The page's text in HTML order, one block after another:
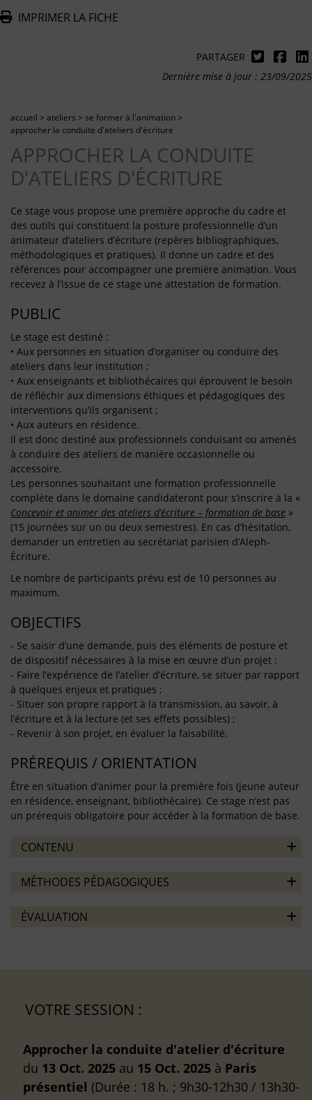
IMPRIMER LA FICHE
PARTAGER
Dernière mise à jour : 23/09/2025
accueil > ateliers > se former à l'animation>
approcher la conduite d'ateliers d'écriture
APPROCHER LA CONDUITE
D'ATELIERS D'ÉCRITURE
Ce stage vous propose une première approche du cadre et
des outils qui constituent la posture professionnelle d’un
animateur d’ateliers d’écriture (repères bibliographiques,
méthodologiques et pratiques). Il donne un cadre et des
références pour accompagner une première animation. Vous
recevez à l’issue de ce stage une attestation de formation.
PUBLIC
Le stage est destiné :
• Aux personnes en situation d’organiser ou conduire des
ateliers dans leur institution ;
• Aux enseignants et bibliothécaires qui éprouvent le besoin
de réfléchir aux dimensions éthiques et pédagogiques des
interventions qu’ils organisent ;
• Aux auteurs en résidence.
Il est donc destiné aux professionnels conduisant ou amenés
à conduire des ateliers de manière occasionnelle ou
accessoire.
Les personnes souhaitant une formation professionnelle
complète dans le domaine candidateront pour s’inscrire à la «
Concevoir et animer des ateliers d’écriture – formation de base »
(15 journées sur un ou deux semestres). En cas d’hésitation,
demander un entretien au secrétariat parisien d’Aleph-
Écriture.
Le nombre de participants prévu est de 10 personnes au
maximum.
OBJECTIFS
- Se saisir d’une demande, puis des éléments de posture et
de dispositif nécessaires à la mise en œuvre d’un projet ;
- Faire l’expérience de l’atelier d’écriture, se situer par rapport
à quelques enjeux et pratiques ;
- Situer son propre rapport à la transmission, au savoir, à
l’écriture et à la lecture (et ses effets possibles) ;
- Revenir à son projet, en évaluer la faisabilité.
PRÉREQUIS / ORIENTATION
Être en situation d’animer pour la première fois (jeune auteur
en résidence, enseignant, bibliothécaire). Ce stage n’est pas
un prérequis obligatoire pour accéder à la formation de base.
CONTENU
MÉTHODES PÉDAGOGIQUES
ÉVALUATION
VOTRE SESSION :
Approcher la conduite d'atelier d'écriture
du 13 Oct. 2025 au 15 Oct. 2025 à Paris
présentiel (Durée : 18 h. ; 9h30-12h30 / 13h30-